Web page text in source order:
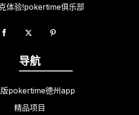
体验!pokertime俱乐部
导航
pokertime德州app
精品项目